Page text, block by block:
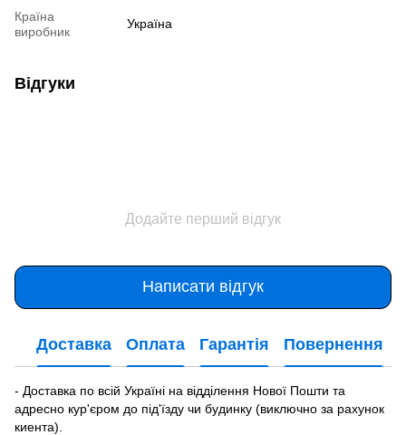
Країна
виробник
Україна
Відгуки
Додайте перший відгук
Написати відгук
Доставка Оплата Гарантія Повернення
- Доставка по всій Україні на відділення Нової Пошти та
адресно кур'єром до під'їзду чи будинку (виключно за рахунок
киента).